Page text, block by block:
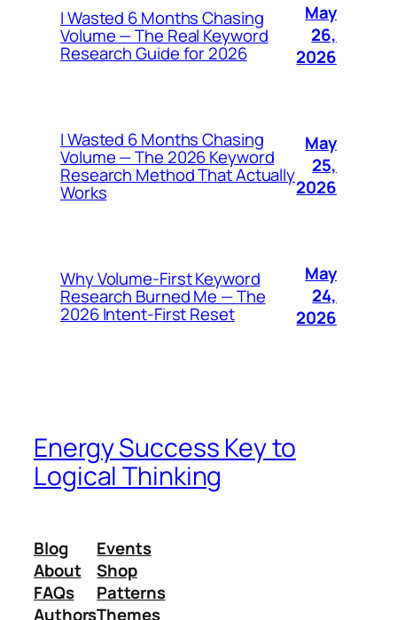
I Wasted 6 Months Chasing
Volume — The Real Keyword
Research Guide for 2026
May
26,
2026
I Wasted 6 Months Chasing
Volume — The 2026 Keyword
Research Method That Actually
Works
May
25,
2026
Why Volume-First Keyword
Research Burned Me — The
2026 Intent-First Reset
May
24,
2026
Energy Success Key to
Logical Thinking
Blog
About
FAQs
Authors
Events
Shop
Patterns
Themes